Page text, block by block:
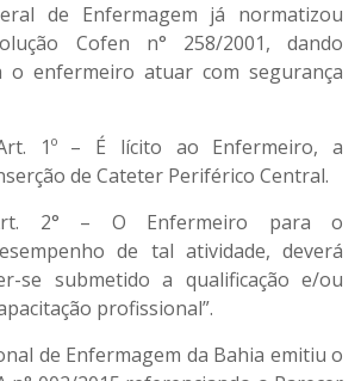
de Enfermagem já normatizou
Cofen n° 258/2001, dando
o enfermeiro atuar com segurança
1º – É lícito ao Enfermeiro, a
de Cateter Periférico Central.
2° – O Enfermeiro para o
de tal atividade, deverá
se submetido a qualificação e/ou
profissional”.
de Enfermagem da Bahia emitiu o